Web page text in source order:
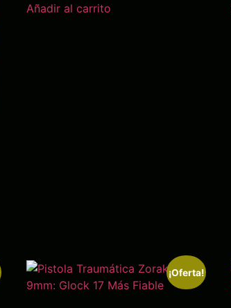
Añadir al carrito
¡Oferta!